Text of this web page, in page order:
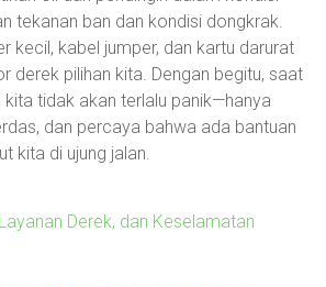
tekanan ban dan kondisi dongkrak.
kecil, kabel jumper, dan kartu darurat
derek pilihan kita. Dengan begitu, saat
kita tidak akan terlalu panik—hanya
dan percaya bahwa ada bantuan
kita di ujung jalan.
Derek, dan Keselamatan